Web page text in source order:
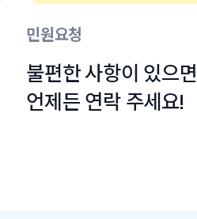
민원요청
불편한 사항이 있으면
언제든 연락 주세요!